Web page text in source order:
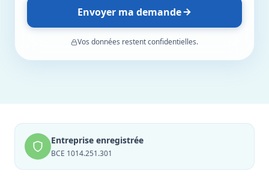
Envoyer ma demande
Vos données restent confidentielles.
Entreprise enregistrée
BCE 1014.251.301